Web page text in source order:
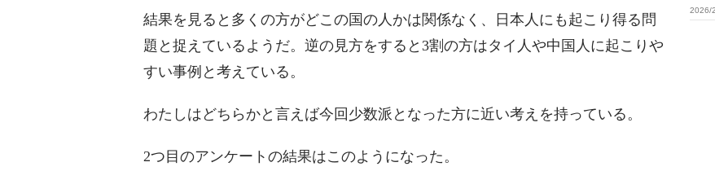
結果を見ると多くの方がどこの国の人かは関係なく、日本人にも起こり得る問
題と捉えているようだ。逆の見方をすると3割の方はタイ人や中国人に起こりや
すい事例と考えている。
わたしはどちらかと言えば今回少数派となった方に近い考えを持っている。
2つ目のアンケートの結果はこのようになった。
2026/